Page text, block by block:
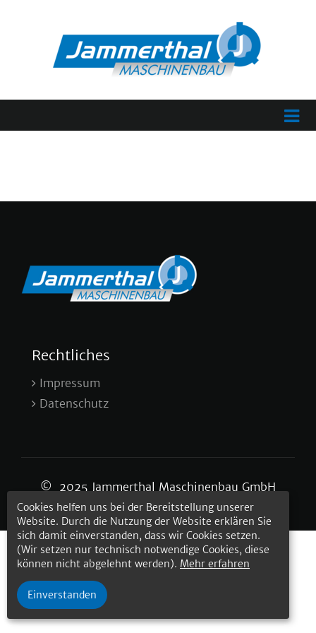
Rechtliches
Impressum
Datenschutz
© 2025 Jammerthal Maschinenbau GmbH
Cookies helfen uns bei der Bereitstellung unserer
Website. Durch die Nutzung der Website erklären Sie
sich damit einverstanden, dass wir Cookies setzen.
(Wir setzen nur technisch notwendige Cookies, diese
können nicht abgelehnt werden). Mehr erfahren
Einverstanden